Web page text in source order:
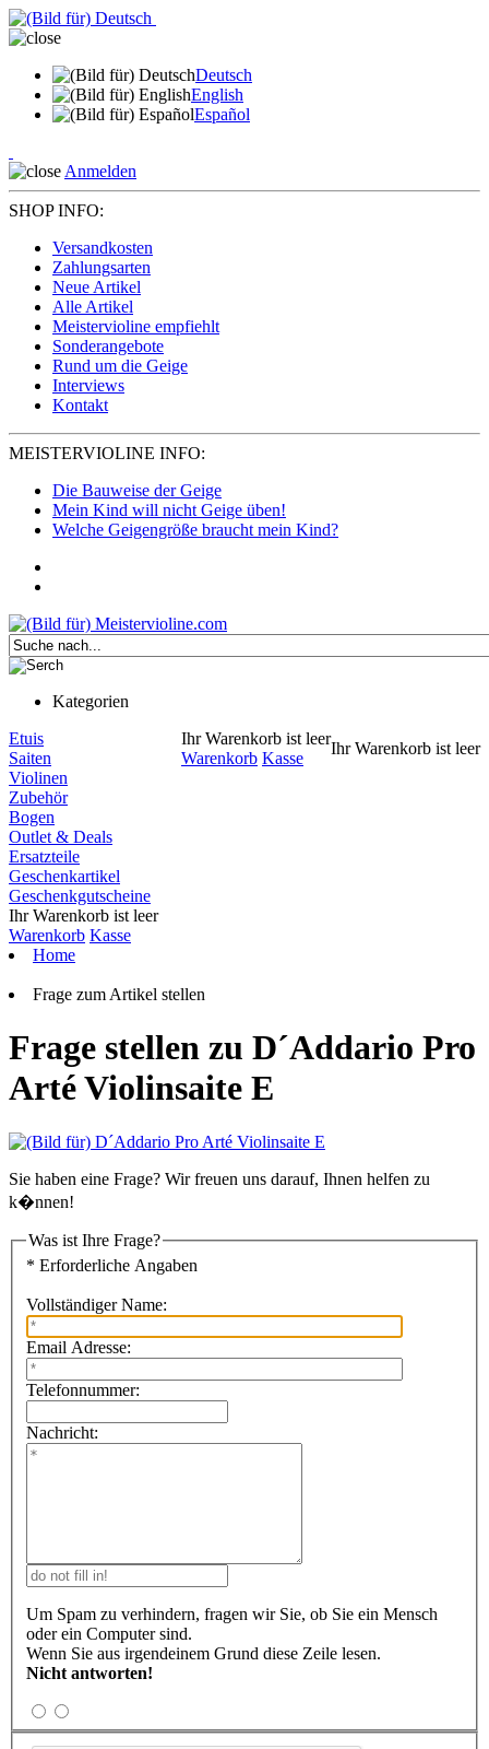
Deutsch
English
Español
Anmelden
SHOP INFO:
Versandkosten
Zahlungsarten
Neue Artikel
Alle Artikel
Meistervioline empfiehlt
Sonderangebote
Rund um die Geige
Interviews
Kontakt
MEISTERVIOLINE INFO:
Die Bauweise der Geige
Mein Kind will nicht Geige üben!
Welche Geigengröße braucht mein Kind?
Kategorien
Ihr Warenkorb ist leer
Warenkorb Kasse
Ihr Warenkorb ist leer
Etuis
Saiten
Violinen
Zubehör
Bogen
Outlet & Deals
Ersatzteile
Geschenkartikel
Geschenkgutscheine
Ihr Warenkorb ist leer
Warenkorb Kasse
Home
Frage zum Artikel stellen
Frage stellen zu D´Addario Pro
Arté Violinsaite E
Sie haben eine Frage? Wir freuen uns darauf, Ihnen helfen zu
k�nnen!
Was ist Ihre Frage?
* Erforderliche Angaben
Vollständiger Name:
Email Adresse:
Telefonnummer:
Nachricht:
Um Spam zu verhindern, fragen wir Sie, ob Sie ein Mensch
oder ein Computer sind.
Wenn Sie aus irgendeinem Grund diese Zeile lesen.
Nicht antworten!